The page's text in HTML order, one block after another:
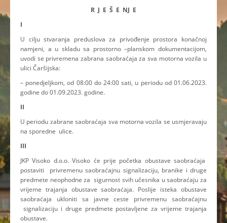
R J E Š E NJ E
I
U cilju stvaranja preduslova za privođenje prostora konačnoj
namjeni, a u skladu sa prostorno –planskom dokumentacijom,
uvodi se privremena zabrana saobraćaja za sva motorna vozila u
ulici Čaršijska:
– ponedjeljkom, od 08:00 do 24:00 sati, u periodu od 01.06.2023.
godine do 01.09.2023. godine.
II
U periodu zabrane saobraćaja sva motorna vozila se usmjeravaju
na sporedne ulice.
III
JKP Visoko d.o.o. Visoko će prije početka obustave saobraćaja
postaviti privremenu saobraćajnu signalizaciju, branike i druge
predmete neophodne za sigurnost svih učesnika u saobraćaju za
vrijeme trajanja obustave saobraćaja. Poslije isteka obustave
saobraćaja ukloniti sa javne ceste privremenu saobraćajnu
signalizaciju i druge predmete postavljene za vrijeme trajanja
obustave.